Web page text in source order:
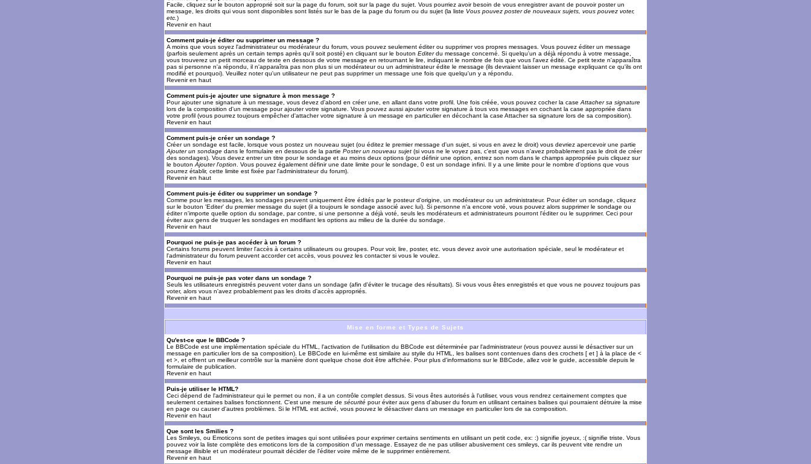
Facile, cliquez sur le bouton approprié soit sur la page du forum, soit sur la page du sujet. Vous pourriez avoir besoin de vous enregistrer avant de pouvoir poster un
message, les droits qui vous sont disponibles sont listés sur le bas de la page du forum ou du sujet (la liste Vous pouvez poster de nouveaux sujets, vous pouvez voter,
etc. )
Revenir en haut
Comment puis-je éditer ou supprimer un message ?
A moins que vous soyez l'administrateur ou modérateur du forum, vous pouvez seulement éditer ou supprimer vos propres messages. Vous pouvez éditer un message
(parfois seulement après un certain temps après qu'il soit posté) en cliquant sur le bouton Editerdu message concerné. Si quelqu'un a déjà répondu à votre message,
vous trouverez un petit morceau de texte en dessous de votre message en retournant le lire, indiquant le nombre de fois que vous l'avez édité. Ce petit texte n'apparaîtra
pas si personne n'a répondu, il n'apparaîtra pas non plus si un modérateur ou un administrateur édite le message (ils devraient laisser un message expliquant ce qu'ils ont
modifié et pourquoi). Veuillez noter qu'un utilisateur ne peut pas supprimer un message une fois que quelqu'un y a répondu.
Revenir en haut
Comment puis-je ajouter une signature à mon message ?
Pour ajouter une signature à un message, vous devez d'abord en créer une, en allant dans votre profil. Une fois créée, vous pouvez cocher la case Attacher sa signature
lors de la composition d'un message pour ajouter votre signature. Vous pouvez aussi ajouter votre signature à tous vos messages en cochant la case appropriée dans
votre profil (vous pourrez toujours empêcher d'attacher votre signature à un message en particulier en décochant la case Attacher sa signature lors de sa composition).
Revenir en haut
Comment puis-je créer un sondage ?
Créer un sondage est facile, lorsque vous postez un nouveau sujet (ou éditez le premier message d'un sujet, si vous en avez le droit) vous devriez apercevoir une partie
Ajouter un sondage dans le formulaire en dessous de la partie Poster un nouveau sujet (si vous ne le voyez pas, c'est que vous n'avez probablement pas le droit de créer
des sondages). Vous devez entrer un titre pour le sondage et au moins deux options (pour définir une option, entrez son nom dans le champs appropriée puis cliquez sur
le bouton Ajouter l'option . Vous pouvez également définir une date limite pour le sondage, 0 est un sondage infini. Il y a une limite pour le nombre d'options que vous
pourrez établir, cette limite est fixée par l'administrateur du forum).
Revenir en haut
Comment puis-je éditer ou supprimer un sondage ?
Comme pour les messages, les sondages peuvent uniquement être édités par le posteur d'origine, un modérateur ou un administrateur. Pour éditer un sondage, cliquez
sur le bouton 'Editer' du premier message du sujet (il a toujours le sondage associé avec lui). Si personne n'a encore voté, vous pouvez alors supprimer le sondage ou
éditer n'importe quelle option du sondage, par contre, si une personne a déjà voté, seuls les modérateurs et administrateurs pourront l'éditer ou le supprimer. Ceci pour
éviter aux gens de truquer les sondages en modifiant les options au milieu de la durée du sondage.
Revenir en haut
Pourquoi ne puis-je pas accéder à un forum ?
Certains forums peuvent limiter l'accès à certains utilisateurs ou groupes. Pour voir, lire, poster, etc. vous devez avoir une autorisation spéciale, seul le modérateur et
l'administrateur du forum peuvent accorder cet accès, vous pouvez les contacter si vous le voulez.
Revenir en haut
Pourquoi ne puis-je pas voter dans un sondage ?
Seuls les utilisateurs enregistrés peuvent voter dans un sondage (afin d'éviter le trucage des résultats). Si vous vous êtes enregistrés et que vous ne pouvez toujours pas
voter, alors vous n'avez probablement pas les droits d'accès appropriés.
Revenir en haut
Mise en forme et Types de Sujets
Qu'est-ce que le BBCode ?
Le BBCode est une implémentation spéciale du HTML, l'activation de l'utilisation du BBCode est déterminée par l'administrateur (vous pouvez aussi le désactiver sur un
message en particulier lors de sa composition). Le BBCode en lui-même est similaire au styile du HTML, les balises sont contenues dans des crochets [ et ] à la place de <
et >, et offrent un meilleur contrôle sur la manière dont quelque chose doit être affichée. Pour plus d'informations sur le BBCode, allez voir le guide, accessible depuis le
formulaire de publication.
Revenir en haut
Puis-je utiliser le HTML?
Ceci dépend de l'administrateur qui le permet ou non, il a un contrôle complet dessus. Si vous êtes autorisés à l'utiliser, vous vous rendrez certainement comptes que
seulement certaines balises fonctionnent. C'est une mesure de sécurité pour éviter aux gens d'abuser du forum en utilisant certaines balises qui pourraient détruire la mise
en page ou causer d'autres problèmes. Si le HTML est activé, vous pouvez le désactiver dans un message en particulier lors de sa composition.
Revenir en haut
Que sont les Smilies ?
Les Smileys, ou Emoticons sont de petites images qui sont utilisées pour exprimer certains sentiments en utilisant un petit code, ex: :) signifie joyeux, :( signifie triste. Vous
pouvez voir la liste complète des emoticons lors de la composition d'un message. Essayez de ne pas utiliser abusivement ces smileys, car ils peuvent vite rendre un
message illisible et un modérateur pourrait décider de l'éditer voire même de le supprimer entièrement.
Revenir en haut